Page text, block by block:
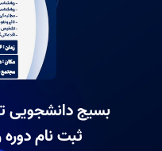
بسیج دانشجویی
ثبت نام